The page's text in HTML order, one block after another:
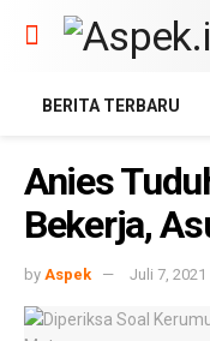
BERITA TERBARU
Anies
Bekerja,
by Aspek Juli 7, 2021